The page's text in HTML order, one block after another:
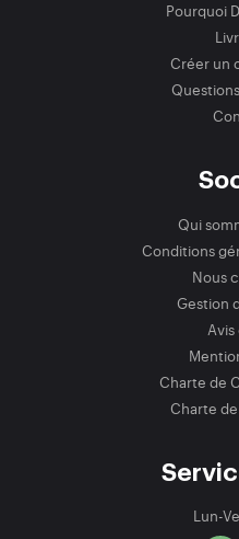
Pourquoi
Créer un
Qui
Conditions
Nous
Gestion
Charte de
Charte
Lun-